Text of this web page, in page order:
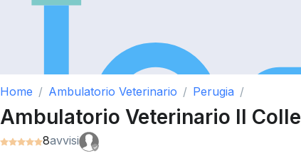
Home Ambulatorio Veterinario Perugia
Ambulatorio Veterinario Il Colle
8avvisi